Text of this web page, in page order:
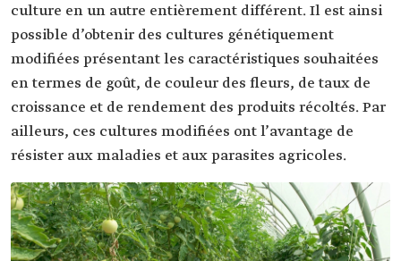
culture en un autre entièrement différent. Il est ainsi
possible d’obtenir des cultures génétiquement
modifiées présentant les caractéristiques souhaitées
en termes de goût, de couleur des fleurs, de taux de
croissance et de rendement des produits récoltés. Par
ailleurs, ces cultures modifiées ont l’avantage de
résister aux maladies et aux parasites agricoles.